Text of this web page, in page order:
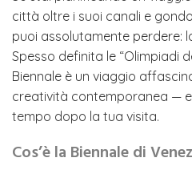
città oltre i suoi canali e
puoi assolutamente perdere:
Spesso definita le “Olimpiadi
Biennale è un viaggio
creatività contemporanea —
tempo dopo la tua visita.
Cos’è la Biennale di